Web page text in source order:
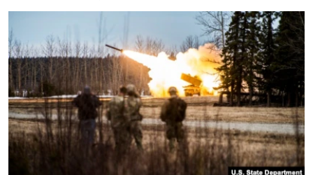
ВСЕ ЗА ДЕНЬ
СПЕЦПРОЕКТИ
ДЕПОРТАЦІЯ
ВІДЕОУРОКИ «ELIFBE»
СВІДЧЕННЯ ОКУПАЦІЇ
УКРАЇНСЬКА ПРОБЛЕМА КРИМУ
ЯК ОБІЙТИ БЛОКУВАННЯ
Русский
Qırımtatar